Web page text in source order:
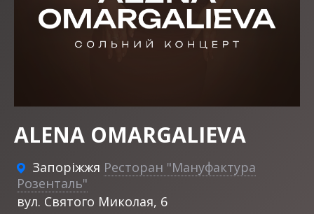
ALENA OMARGALIEVA
Запоріжжя Ресторан "Мануфактура
Розенталь"
вул. Святого Миколая, 6